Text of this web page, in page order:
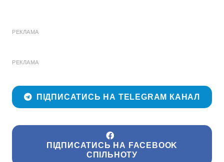
РЕКЛАМА
РЕКЛАМА
ПІДПИСАТИСЬ НА TELEGRAM КАНАЛ
ПІДПИСАТИСЬ НА FACEBOOK
СПІЛЬНОТУ